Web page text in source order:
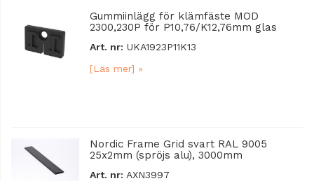
Gummiinlägg för klämfäste MOD
2300,230P för P10,76/K12,76mm glas
Art. nr: UKA1923P11K13
[Läs mer] »
Nordic Frame Grid svart RAL 9005
25x2mm (spröjs alu), 3000mm
Art. nr: AXN3997